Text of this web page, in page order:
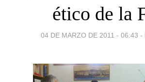
ético de la
04 DE MARZO DE 2011 - 06:43 -